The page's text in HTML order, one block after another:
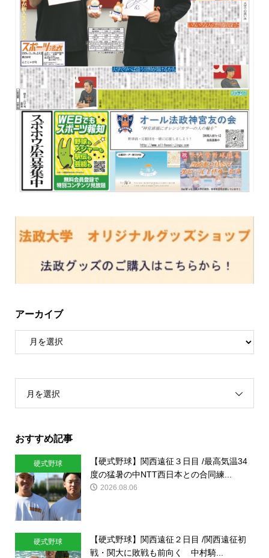
アーカイブ
月を選択
おすすめ記事
硬式野球
【硬式野球】関西遠征３日目 /最高気温34
度の猛暑の中NTT西日本との合同練...
2026.08.06
硬式野球
【硬式野球】関西遠征２日目 /関西遠征初
戦・関大に敗戦も前向く 中村騎...